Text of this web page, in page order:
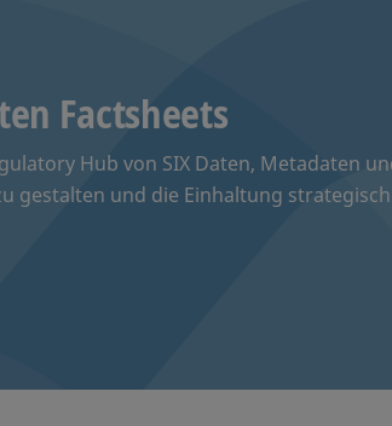
Factsheets
Hub von SIX Daten, Metadaten
gestalten und die Einhaltung